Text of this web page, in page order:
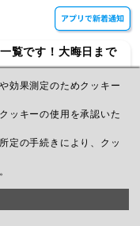
覧です！大晦日まで
旬のスケジュール一
ケジュールです！
効果測定のためクッキー
ッキーの使用を承認いた
定の手続きにより、クッ